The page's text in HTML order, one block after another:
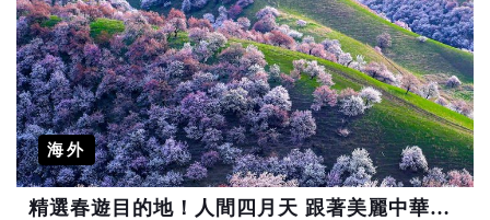
海外
精選春遊目的地！人間四月天 跟著美麗中華旅行去